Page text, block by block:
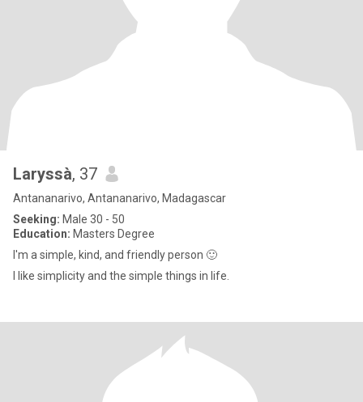
Laryssà, 37
Antananarivo, Antananarivo, Madagascar
Seeking: Male 30 - 50
Education: Masters Degree
I'm a simple, kind, and friendly person 🙂
I like simplicity and the simple things in life.